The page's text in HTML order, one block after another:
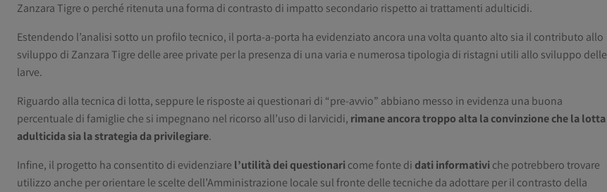
Zanzara Tigre o perché ritenuta una forma di contrasto di impatto secondario rispetto ai trattamenti adulticidi.
Estendendo l’analisi sotto un profilo tecnico, il porta-a-porta ha evidenziato ancora una volta quanto alto sia il contributo allo
sviluppo di Zanzara Tigre delle aree private per la presenza di una varia e numerosa tipologia di ristagni utili allo sviluppo delle
larve.
Riguardo alla tecnica di lotta, seppure le risposte ai questionari di “pre-avvio” abbiano messo in evidenza una buona
percentuale di famiglie che si impegnano nel ricorso all’uso di larvicidi, rimane ancora troppo alta la convinzione che la lotta
adulticida sia la strategia da privilegiare.
Infine, il progetto ha consentito di evidenziare l’utilità dei questionaricome fonte di dati informativiche potrebbero trovare
utilizzo anche per orientare le scelte dell’Amministrazione locale sul fronte delle tecniche da adottare per il contrasto della